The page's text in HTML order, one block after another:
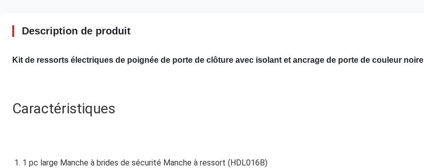
Description de produit
Kit de ressorts électriques de poignée de porte de clôture avec isolant et ancrage de porte de couleur noire
Caractéristiques
1. 1 pc large Manche à brides de sécurité Manche à ressort (HDL016B)